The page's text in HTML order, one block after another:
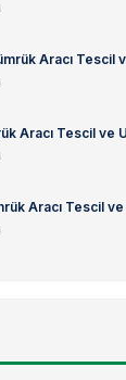
Aracı Tescil
Aracı Tescil ve
Aracı Tescil